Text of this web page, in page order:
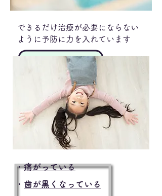
できるだけ治療が必要にならない
ように予防に力を入れています
・​痛がっている
・ 歯が黒くなっている